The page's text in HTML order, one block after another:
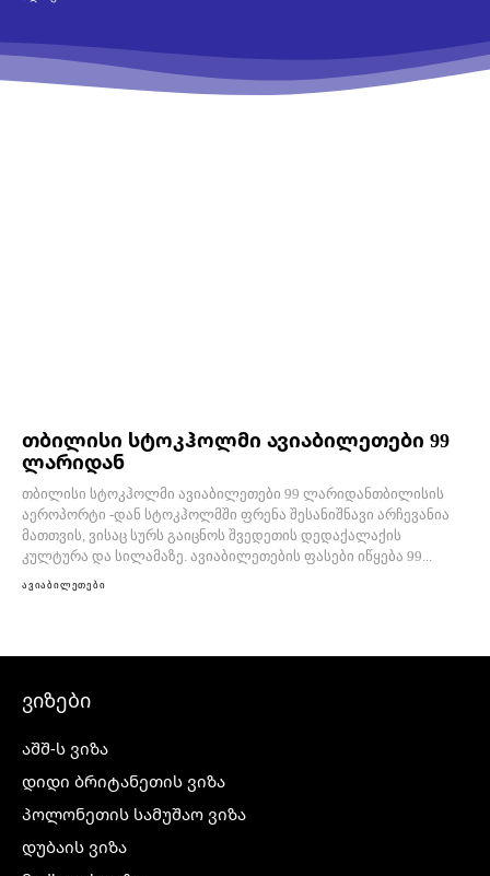
თბილისი სტოკჰოლმი ავიაბილეთები 99
ლარიდან
თბილისი სტოკჰოლმი ავიაბილეთები 99 ლარიდანთბილისის
აეროპორტი -დან სტოკჰოლმში ფრენა შესანიშნავი არჩევანია
მათთვის, ვისაც სურს გაიცნოს შვედეთის დედაქალაქის
კულტურა და სილამაზე. ავიაბილეთების ფასები იწყება 99...
ავიაბილეთები
ვიზები
აშშ-ს ვიზა
დიდი ბრიტანეთის ვიზა
პოლონეთის სამუშაო ვიზა
დუბაის ვიზა